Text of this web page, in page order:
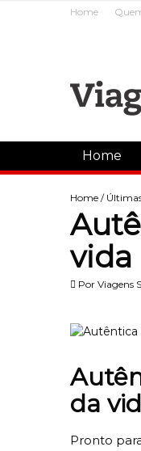
Home
Home
Home /
vida
Por Viagens
da
Pronto